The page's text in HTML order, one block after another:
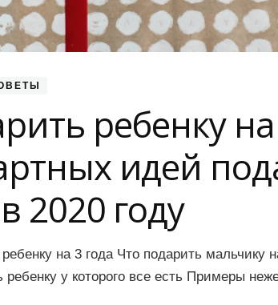
ребенку
идей
2020 году
на 3 года Что подарить мальчику
ребенку у которого все есть Примеры